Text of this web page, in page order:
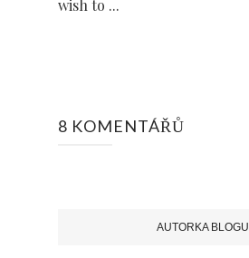
wish to ...
8 KOMENTÁŘŮ
AUTORKA BLOGU